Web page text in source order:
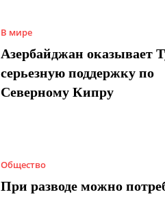
В мире
Азербайджан оказывает
серьезную поддержку по
Северному Кипру
Общество
При разводе можно